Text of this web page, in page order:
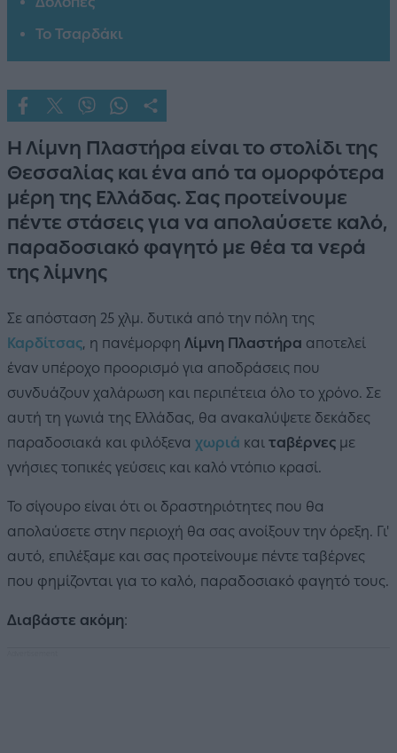
Το Τσαρδάκι
Η Λίμνη Πλαστήρα είναι το στολίδι της
Θεσσαλίας και ένα από τα ομορφότερα
μέρη της Ελλάδας. Σας προτείνουμε
πέντε στάσεις για να απολαύσετε καλό,
παραδοσιακό φαγητό με θέα τα νερά
της λίμνης
Σε απόσταση 25 χλμ. δυτικά από την πόλη της
Καρδίτσας, η πανέμορφη Λίμνη Πλαστήρα αποτελεί
έναν υπέροχο προορισμό για αποδράσεις που
συνδυάζουν χαλάρωση και περιπέτεια όλο το χρόνο. Σε
αυτή τη γωνιά της Ελλάδας, θα ανακαλύψετε δεκάδες
παραδοσιακά και φιλόξενα χωριά και ταβέρνες με
γνήσιες τοπικές γεύσεις και καλό ντόπιο κρασί.
Το σίγουρο είναι ότι οι δραστηριότητες που θα
απολαύσετε στην περιοχή θα σας ανοίξουν την όρεξη. Γι'
αυτό, επιλέξαμε και σας προτείνουμε πέντε ταβέρνες
που φημίζονται για το καλό, παραδοσιακό φαγητό τους.
Διαβάστε ακόμη: